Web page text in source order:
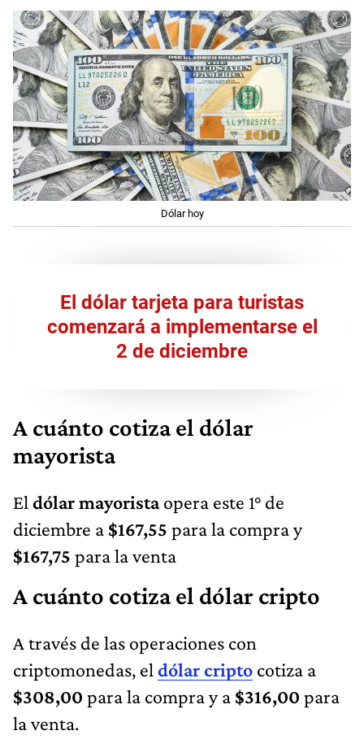
Dólar hoy
El dólar tarjeta para turistas
comenzará a implementarse el
2 de diciembre
A cuánto cotiza el dólar
mayorista
El dólar mayoristaopera este 1° de
diciembre a $167,55 para la compra y
$167,75 para la venta
A cuánto cotiza el dólar cripto
A través de las operaciones con
criptomonedas, el dólar cripto cotiza a
$308,00 para la compra y a $316,00 para
la venta.